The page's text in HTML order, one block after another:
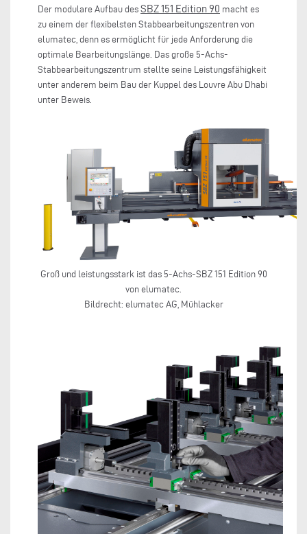
Der modulare Aufbau des SBZ 151 Edition 90 macht es
zu einem der flexibelsten Stabbearbeitungszentren von
elumatec, denn es ermöglicht für jede Anforderung die
optimale Bearbeitungslänge. Das große 5-Achs-
Stabbearbeitungszentrum stellte seine Leistungsfähigkeit
unter anderem beim Bau der Kuppel des Louvre Abu Dhabi
unter Beweis.
Groß und leistungsstark ist das 5-Achs-SBZ 151 Edition 90
von elumatec.
Bildrecht: elumatec AG, Mühlacker